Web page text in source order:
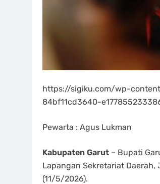
https://sigiku.com/wp-
84bf11cd3640-
Pewarta : Agus Lukman
Kabupaten Garut – Bupati
Lapangan Sekretariat Daerah,
(11/5/2026).